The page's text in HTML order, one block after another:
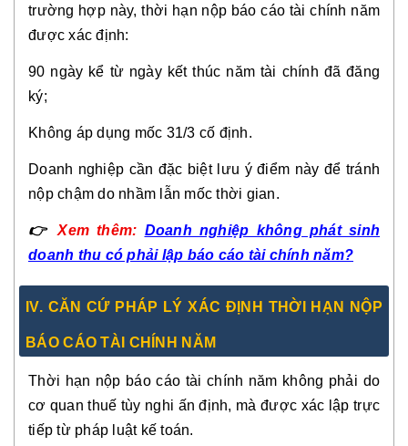
trường hợp này, thời hạn nộp báo cáo tài chính năm
được xác định:
90 ngày kể từ ngày kết thúc năm tài chính đã đăng
ký;
Không áp dụng mốc 31/3 cố định.
Doanh nghiệp cần đặc biệt lưu ý điểm này để tránh
nộp chậm do nhầm lẫn mốc thời gian.
👉 Xem thêm: Doanh nghiệp không phát sinh
doanh thu có phải lập báo cáo tài chính năm?
IV. CĂN CỨ PHÁP LÝ XÁC ĐỊNH THỜI HẠN NỘP
BÁO CÁO TÀI CHÍNH NĂM
Thời hạn nộp báo cáo tài chính năm không phải do
cơ quan thuế tùy nghi ấn định, mà được xác lập trực
tiếp từ pháp luật kế toán.